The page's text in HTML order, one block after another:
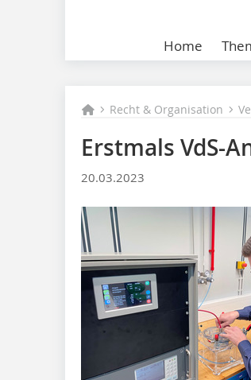
Home
Recht & Organisation
Erstmals VdS-
20.03.2023